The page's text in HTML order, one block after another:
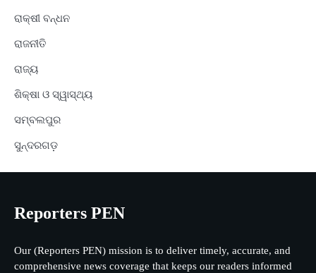
ରାକ୍ଷୀ ବନ୍ଧନ
ରାଜନୀତି
ରାଜ୍ୟ
ଶିକ୍ଷା ଓ ସ୍ୱାସ୍ଥ୍ୟ
ସମ୍ବଲପୁର
ସୁନ୍ଦରଗଡ଼
Reporters PEN
Our (Reporters PEN) mission is to deliver timely, accurate, and
comprehensive news coverage that keeps our readers informed